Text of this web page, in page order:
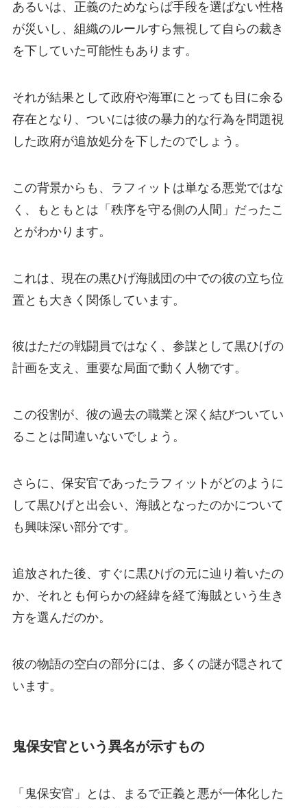
あるいは、正義のためならば手段を選ばない性格
が災いし、組織のルールすら無視して自らの裁き
を下していた可能性もあります。
それが結果として政府や海軍にとっても目に余る
存在となり、ついには彼の暴力的な行為を問題視
した政府が追放処分を下したのでしょう。
この背景からも、ラフィットは単なる悪党ではな
く、もともとは「秩序を守る側の人間」だったこ
とがわかります。
これは、現在の黒ひげ海賊団の中での彼の立ち位
置とも大きく関係しています。
彼はただの戦闘員ではなく、参謀として黒ひげの
計画を支え、重要な局面で動く人物です。
この役割が、彼の過去の職業と深く結びついてい
ることは間違いないでしょう。
さらに、保安官であったラフィットがどのように
して黒ひげと出会い、海賊となったのかについて
も興味深い部分です。
追放された後、すぐに黒ひげの元に辿り着いたの
か、それとも何らかの経緯を経て海賊という生き
方を選んだのか。
彼の物語の空白の部分には、多くの謎が隠されて
います。
鬼保安官という異名が示すもの
「鬼保安官」とは、まるで正義と悪が一体化した